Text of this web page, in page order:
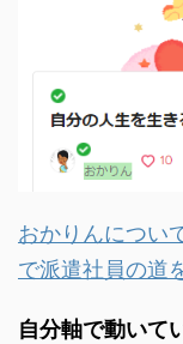
おかりんについ
で派遣社員の道
自分軸で動いて